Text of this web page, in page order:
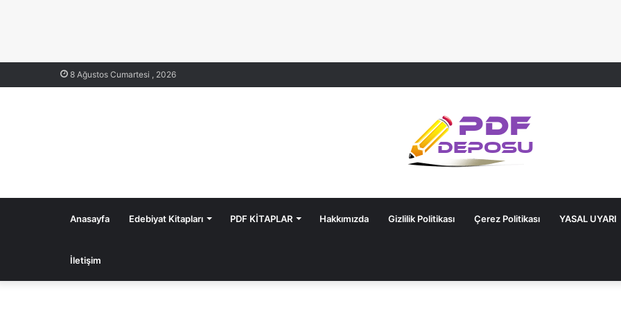
8 Ağustos Cumartesi , 2026
Anasayfa Edebiyat Kitapları PDF KİTAPLAR Hakkımızda Gizlilik Politikası Çerez Politikası YASAL UYARI
İletişim